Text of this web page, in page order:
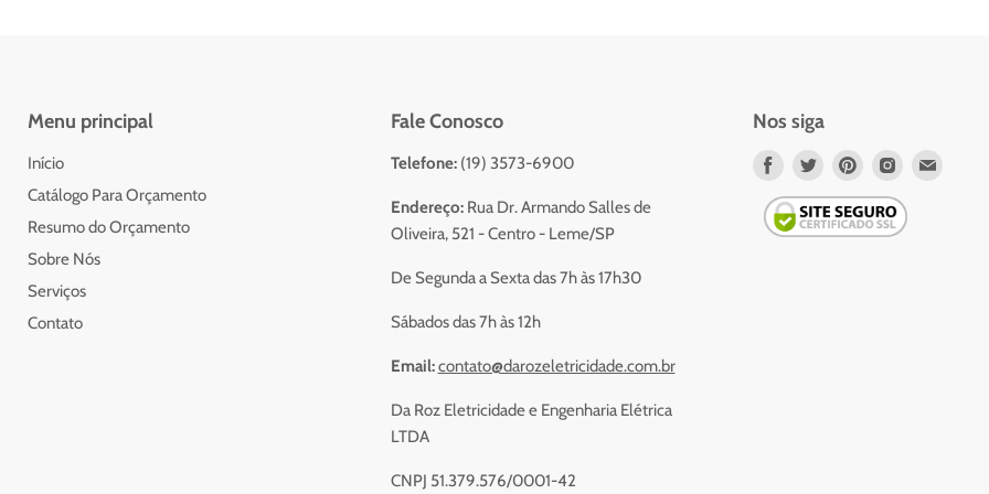
Menu principal
Início
Catálogo Para Orçamento
Resumo do Orçamento
Sobre Nós
Serviços
Contato
Fale Conosco
Telefone:(19) 3573-6900
Endereço:Rua Dr. Armando Salles de
Oliveira, 521 - Centro - Leme/SP
De Segunda a Sexta das 7h às 17h30
Sábados das 7h às 12h
Email:contato@darozeletricidade.com.br
Da Roz Eletricidade e Engenharia Elétrica
LTDA
CNPJ 51.379.576/0001-42
Nos siga
Nos
encontre
em
Nos
encontre
em
Nos
encontre
em
Nos
em